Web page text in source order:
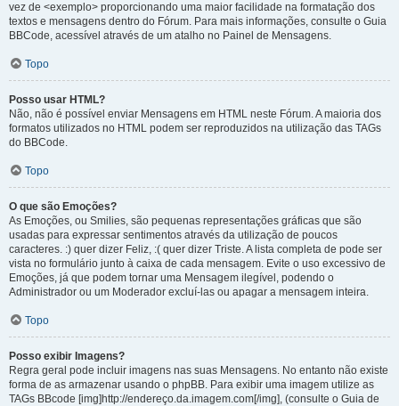
vez de <exemplo> proporcionando uma maior facilidade na formatação dos
textos e mensagens dentro do Fórum. Para mais informações, consulte o Guia
BBCode, acessível através de um atalho no Painel de Mensagens.
Topo
Posso usar HTML?
Não, não é possível enviar Mensagens em HTML neste Fórum. A maioria dos
formatos utilizados no HTML podem ser reproduzidos na utilização das TAGs
do BBCode.
Topo
O que são Emoções?
As Emoções, ou Smilies, são pequenas representações gráficas que são
usadas para expressar sentimentos através da utilização de poucos
caracteres. :) quer dizer Feliz, :( quer dizer Triste. A lista completa de pode ser
vista no formulário junto à caixa de cada mensagem. Evite o uso excessivo de
Emoções, já que podem tornar uma Mensagem ilegível, podendo o
Administrador ou um Moderador excluí-las ou apagar a mensagem inteira.
Topo
Posso exibir Imagens?
Regra geral pode incluir imagens nas suas Mensagens. No entanto não existe
forma de as armazenar usando o phpBB. Para exibir uma imagem utilize as
TAGs BBcode [img]http://endereço.da.imagem.com[/img], (consulte o Guia de